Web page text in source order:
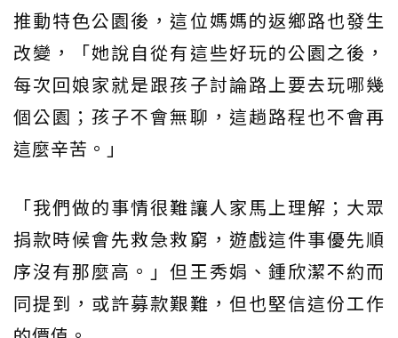
推動特色公園後，這位媽媽的返鄉路也發生
改變，「她說自從有這些好玩的公園之後，
每次回娘家就是跟孩子討論路上要去玩哪幾
個公園；孩子不會無聊，這趟路程也不會再
這麼辛苦。」
「我們做的事情很難讓人家馬上理解；大眾
捐款時候會先救急救窮，遊戲這件事優先順
序沒有那麼高。」但王秀娟、鍾欣潔不約而
同提到，或許募款艱難，但也堅信這份工作